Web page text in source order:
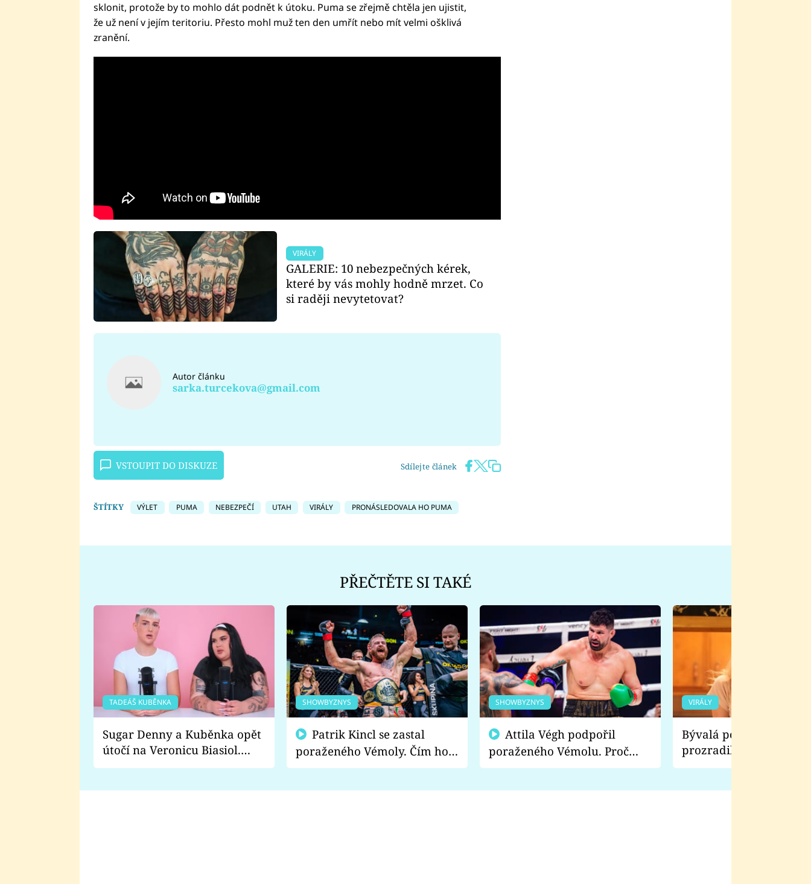
sklonit, protože by to mohlo dát podnět k útoku. Puma se zřejmě chtěla jen ujistit,
že už není v jejím teritoriu. Přesto mohl muž ten den umřít nebo mít velmi ošklivá
zranění.
VIRÁLY
GALERIE: 10 nebezpečných kérek,
které by vás mohly hodně mrzet. Co
si raději nevytetovat?
Autor článku
sarka.turcekova@gmail.com
VSTOUPIT DO DISKUZE Sdílejte článek
ŠTÍTKY VÝLET PUMA NEBEZPEČÍ UTAH VIRÁLY PRONÁSLEDOVALA HO PUMA
PŘEČTĚTE SI TAKÉ
TADEÁŠ KUBĚNKA
Sugar Denny a Kuběnka opět
útočí na Veronicu Biasiol.
Proč je podle nich falešná a
SHOWBYZNYS
poraženého Vémoly. Čím ho
fanoušci naštvali?
SHOWBYZNYS
poraženého Vémolu. Proč
chce raději zápasit s ním než
VIRÁLY
Bývalá pornoherečka
prozradila, co ji
natáčení Euforie.